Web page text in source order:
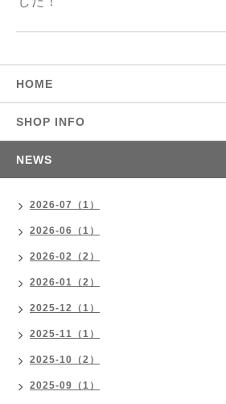
HOME
SHOP INFO
NEWS
2026-07（1）
2026-06（1）
2026-02（2）
2026-01（2）
2025-12（1）
2025-11（1）
2025-10（2）
2025-09（1）